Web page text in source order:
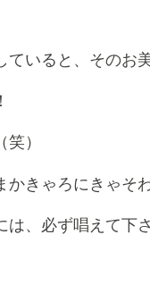
いると、そのお
）
きゃろにきゃそ
、必ず唱えて下